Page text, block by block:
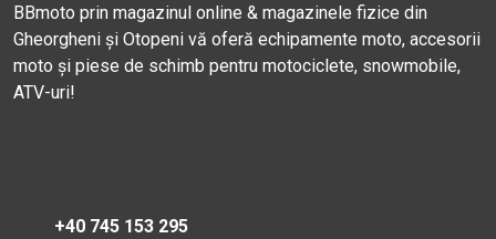
BBmoto prin magazinul online & magazinele fizice din
Gheorgheni și Otopeni vă oferă echipamente moto, accesorii
moto și piese de schimb pentru motociclete, snowmobile,
ATV-uri!
+40 745 153 295